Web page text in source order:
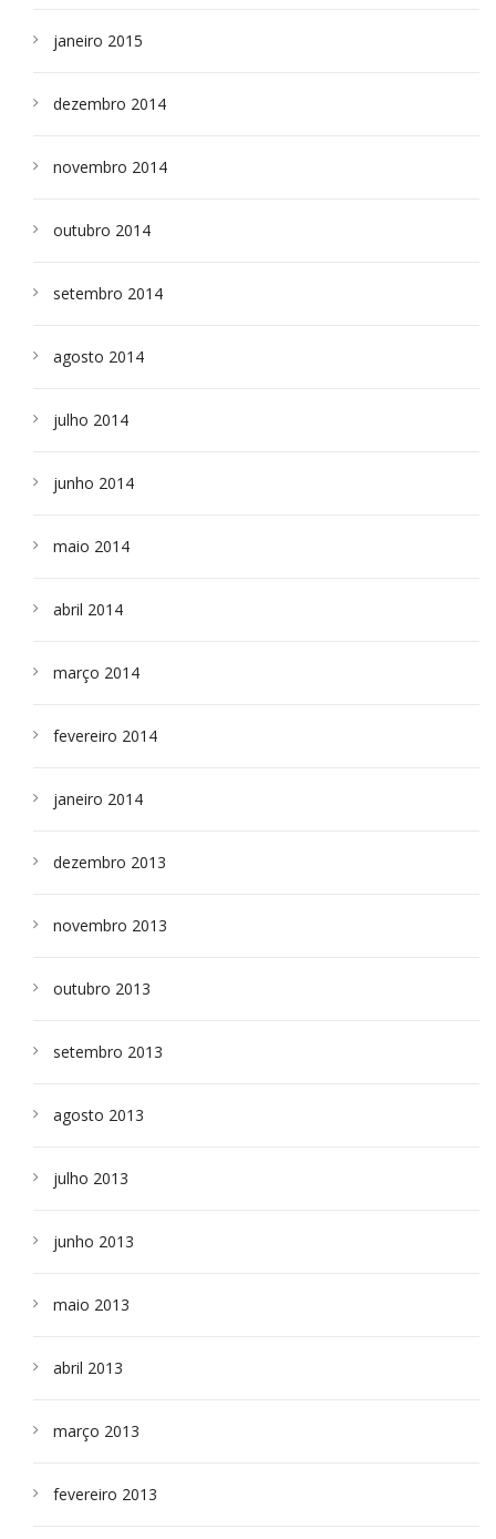
janeiro 2015
dezembro 2014
novembro 2014
outubro 2014
setembro 2014
agosto 2014
julho 2014
junho 2014
maio 2014
abril 2014
março 2014
fevereiro 2014
janeiro 2014
dezembro 2013
novembro 2013
outubro 2013
setembro 2013
agosto 2013
julho 2013
junho 2013
maio 2013
abril 2013
março 2013
fevereiro 2013